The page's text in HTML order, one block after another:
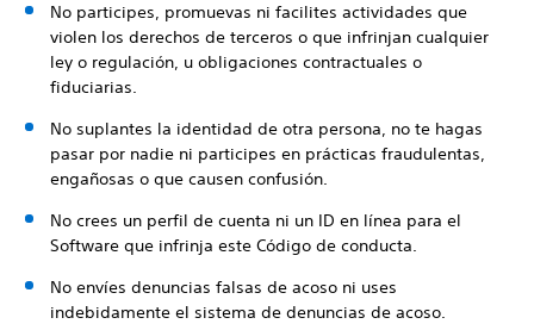
No participes, promuevas ni facilites actividades que
violen los derechos de terceros o que infrinjan cualquier
ley o regulación, u obligaciones contractuales o
fiduciarias.
No suplantes la identidad de otra persona, no te hagas
pasar por nadie ni participes en prácticas fraudulentas,
engañosas o que causen confusión.
No crees un perfil de cuenta ni un ID en línea para el
Software que infrinja este Código de conducta.
No envíes denuncias falsas de acoso ni uses
indebidamente el sistema de denuncias de acoso.